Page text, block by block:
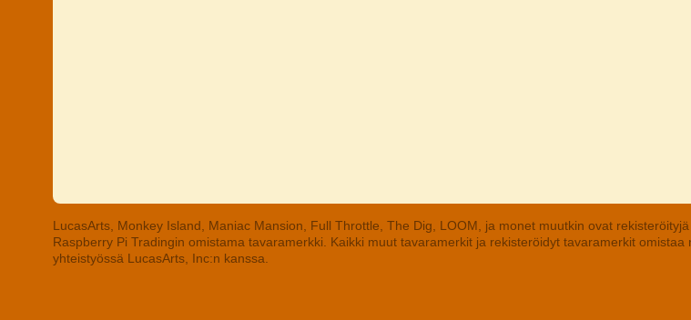
LucasArts, Monkey Island, Maniac Mansion, Full Throttle, The Dig, LOOM, ja monet muutkin ovat
Raspberry Pi Tradingin omistama tavaramerkki. Kaikki muut tavaramerkit ja rekisteröidyt tavaramerkit
yhteistyössä LucasArts, Inc:n kanssa.